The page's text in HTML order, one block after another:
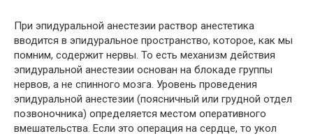
При эпидуральной анестезии раствор анестетика
вводится в эпидуральное пространство, которое, как мы
помним, содержит нервы. То есть механизм действия
эпидуральной анестезии основан на блокаде группы
нервов, а не спинного мозга. Уровень проведения
эпидуральной анестезии (поясничный или грудной отдел
позвоночника) определяется местом оперативного
вмешательства. Если это операция на сердце, то укол